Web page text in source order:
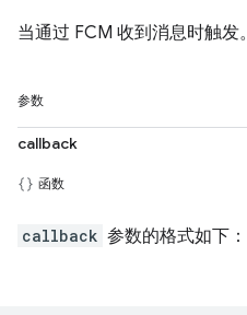
当通过 FCM 收到消息时触发。
参数
callback
函数
callback 参数的格式如下：